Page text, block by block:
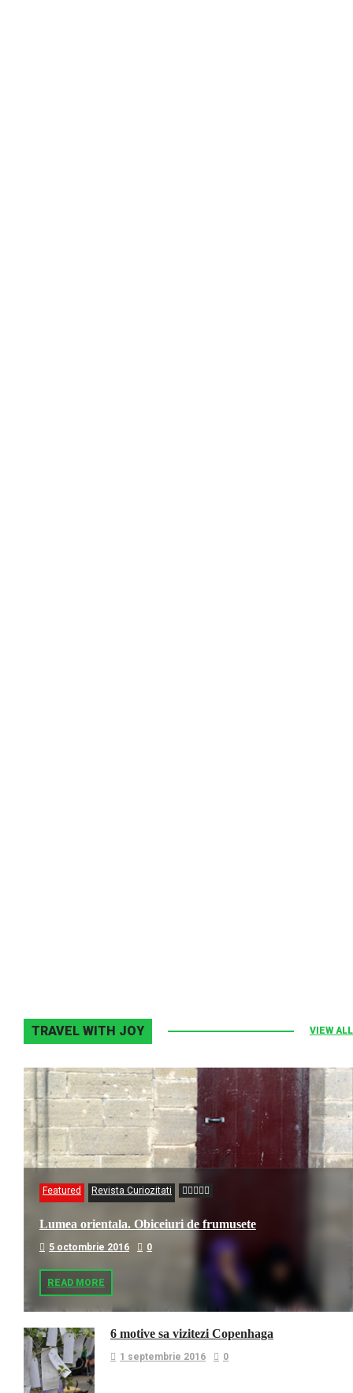
TRAVEL WITH JOY VIEW ALL
Featured Revista Curiozitati
Lumea orientala. Obiceiuri de frumusete
5 octombrie 2016 0
READ MORE
6 motive sa vizitezi Copenhaga
1 septembrie 2016 0